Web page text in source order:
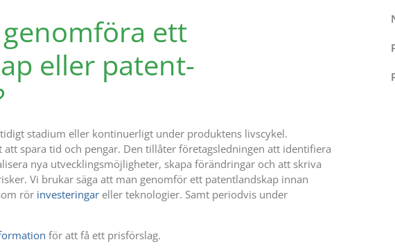
ett
eller patent-
stadium eller kontinuerligt under produktens livscykel.
att spara tid och pengar. Den tillåter företagsledningen att identifiera
nya utvecklingsmöjligheter, skapa förändringar och att skriva
Vi brukar säga att man genomför ett patentlandskap innan
rör investeringar eller teknologier. Samt periodvis under
för att få ett prisförslag.